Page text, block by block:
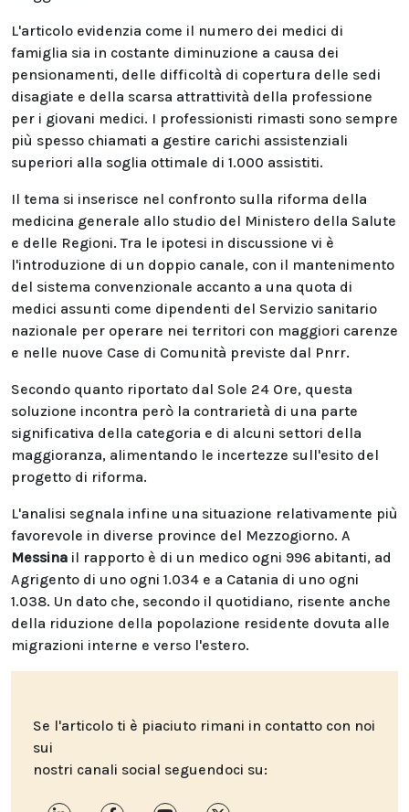
L'articolo evidenzia come il numero dei medici di
famiglia sia in costante diminuzione a causa dei
pensionamenti, delle difficoltà di copertura delle sedi
disagiate e della scarsa attrattività della professione
per i giovani medici. I professionisti rimasti sono sempre
più spesso chiamati a gestire carichi assistenziali
superiori alla soglia ottimale di 1.000 assistiti.
Il tema si inserisce nel confronto sulla riforma della
medicina generale allo studio del Ministero della Salute
e delle Regioni. Tra le ipotesi in discussione vi è
l'introduzione di un doppio canale, con il mantenimento
del sistema convenzionale accanto a una quota di
medici assunti come dipendenti del Servizio sanitario
nazionale per operare nei territori con maggiori carenze
e nelle nuove Case di Comunità previste dal Pnrr.
Secondo quanto riportato dal Sole 24 Ore, questa
soluzione incontra però la contrarietà di una parte
significativa della categoria e di alcuni settori della
maggioranza, alimentando le incertezze sull'esito del
progetto di riforma.
L'analisi segnala infine una situazione relativamente più
favorevole in diverse province del Mezzogiorno. A
Messina il rapporto è di un medico ogni 996 abitanti, ad
Agrigento di uno ogni 1.034 e a Catania di uno ogni
1.038. Un dato che, secondo il quotidiano, risente anche
della riduzione della popolazione residente dovuta alle
migrazioni interne e verso l'estero.
Se l'articolo ti è piaciuto rimani in contatto con noi
sui
nostri canali social seguendoci su: